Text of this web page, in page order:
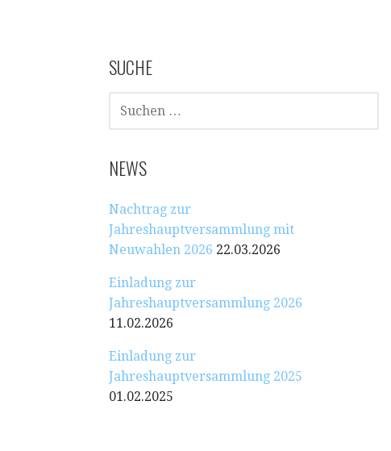
SUCHE
SUCHEN
NACH:
NEWS
Nachtrag zur
Jahreshauptversammlung mit
Neuwahlen 2026 22.03.2026
Einladung zur
Jahreshauptversammlung 2026
11.02.2026
Einladung zur
Jahreshauptversammlung 2025
01.02.2025